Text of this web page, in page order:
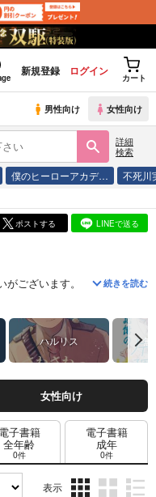
新規登録 ログイン
カート
男性向け 女性向け
詳細
検索
僕のヒーローアカデ… 不死川
ポストする LINEで送る
がございます。 「エロゲ世界
続きを読む
ハルリス 無
女性向け
電子書籍
全年齢
0件
電子書籍
成年
0件
表示